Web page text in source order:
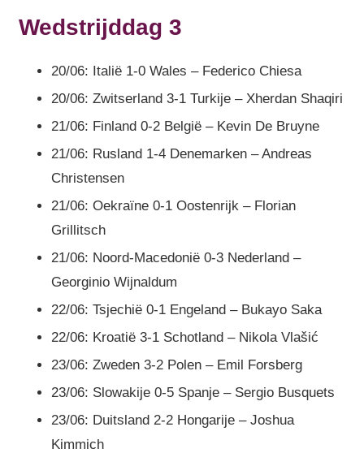
Wedstrijddag 3
20/06: Italië 1-0 Wales – Federico Chiesa
20/06: Zwitserland 3-1 Turkije – Xherdan Shaqiri
21/06: Finland 0-2 België – Kevin De Bruyne
21/06: Rusland 1-4 Denemarken – Andreas
Christensen
21/06: Oekraïne 0-1 Oostenrijk – Florian
Grillitsch
21/06: Noord-Macedonië 0-3 Nederland –
Georginio Wijnaldum
22/06: Tsjechië 0-1 Engeland – Bukayo Saka
22/06: Kroatië 3-1 Schotland – Nikola Vlašić
23/06: Zweden 3-2 Polen – Emil Forsberg
23/06: Slowakije 0-5 Spanje – Sergio Busquets
23/06: Duitsland 2-2 Hongarije – Joshua
Kimmich